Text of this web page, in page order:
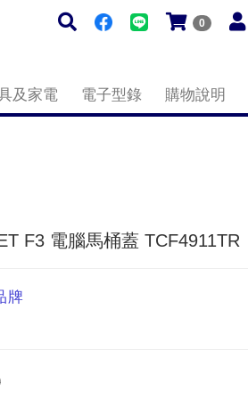
0
及家電 電子型錄 購物說明
F3 電腦馬桶蓋 TCF4911TR
牌